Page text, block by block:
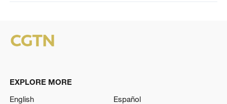
EXPLORE MORE
English
Español